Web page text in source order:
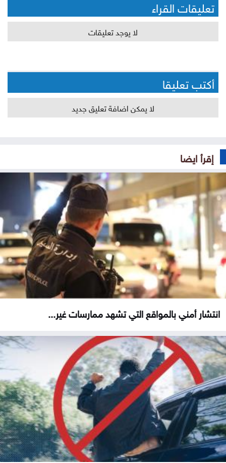
تعليقات القراء
لا يوجد تعليقات
أكتب تعليقا
لا يمكن اضافة تعليق جديد
إقرأ ايضا
انتشار أمني بالمواقع التي تشهد ممارسات غير...